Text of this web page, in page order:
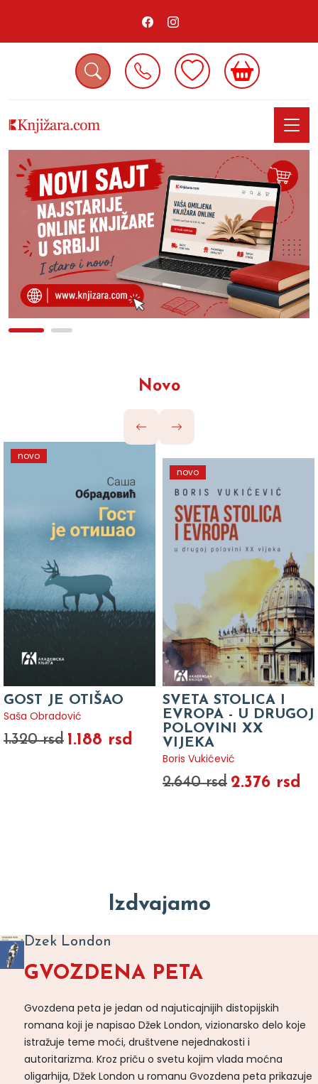
Novo
novo
GOST JE OTIŠAO
Saša Obradović
1.320 rsd 1.188 rsd
novo
SVETA STOLICA I
EVROPA - U DRUGOJ
POLOVINI XX
VIJEKA
Boris Vukićević
2.640 rsd 2.376 rsd
Izdvajamo
Dzek London
GVOZDENA PETA
Gvozdena peta je jedan od najuticajnijih distopijskih
romana koji je napisao Džek London, vizionarsko delo koje
istražuje teme moći, društvene nejednakosti i
autoritarizma. Kroz priču o svetu kojim vlada moćna
oligarhija, Džek London u romanu Gvozdena peta prikazuje